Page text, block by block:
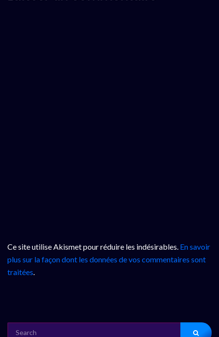
Ce site utilise Akismet pour réduire les indésirables. En savoir
plus sur la façon dont les données de vos commentaires sont
traitées.